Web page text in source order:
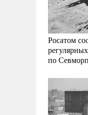
Росатом
по